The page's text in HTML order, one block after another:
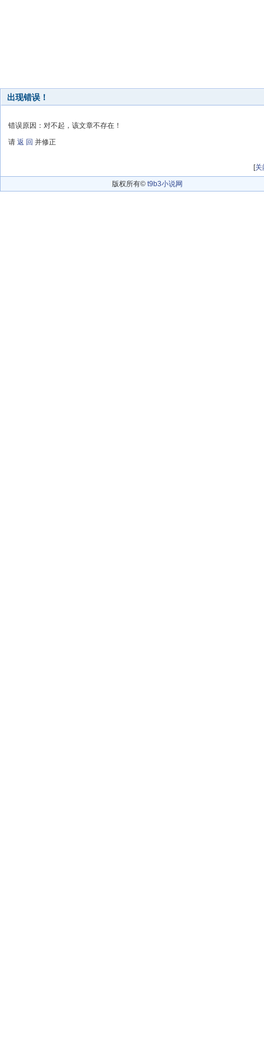
出现错误！
错误原因：对不起，该文章不存在！
请 返 回 并修正
[关
版权所有© t9b3小说网